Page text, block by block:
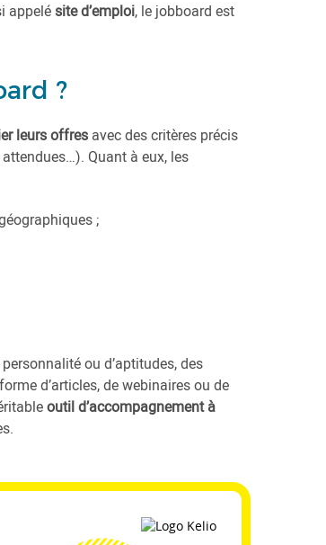
appelé site d’emploi, le jobboard est
?
leurs offres avec des critères précis
Quant à eux, les
;
ou d’aptitudes, des
d’articles, de webinaires ou de
outil d’accompagnement à